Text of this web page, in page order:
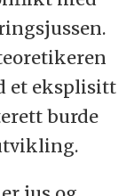
et eksplisitt
burde